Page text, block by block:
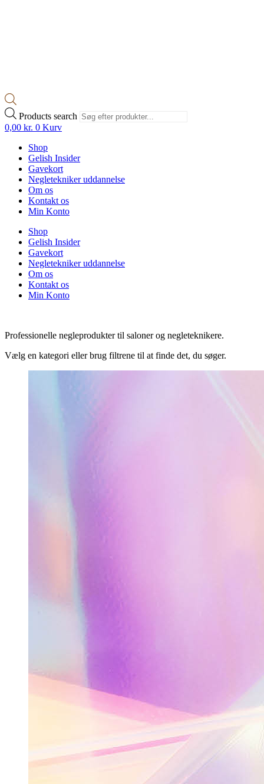
Products search
0,00 kr. 0 Kurv
Shop
Gelish Insider
Gavekort
Negletekniker uddannelse
Om os
Kontakt os
Min Konto
Shop
Gelish Insider
Gavekort
Negletekniker uddannelse
Om os
Kontakt os
Min Konto
Professionelle negleprodukter til saloner og negleteknikere.
Vælg en kategori eller brug filtrene til at finde det, du søger.